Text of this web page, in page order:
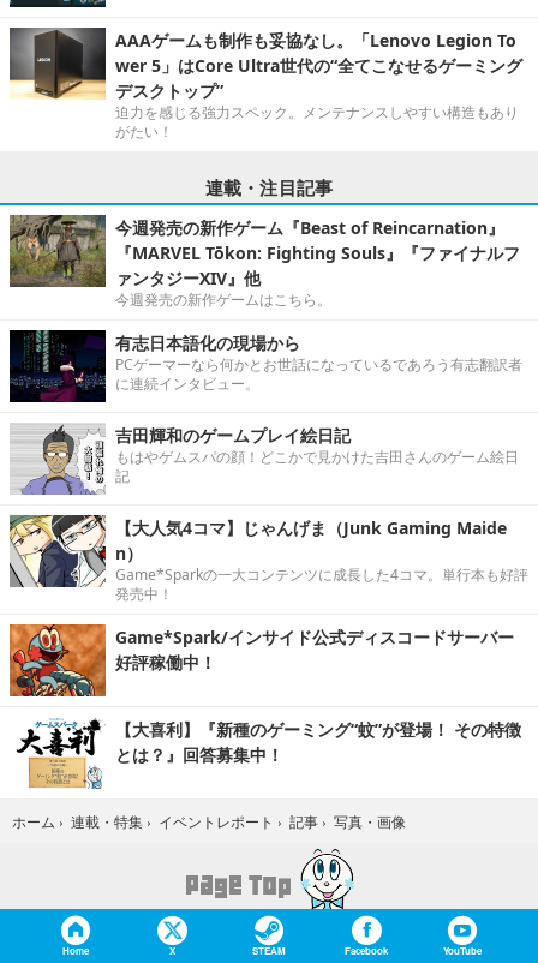
AAAゲームも制作も妥協なし。「Lenovo Legion To
wer 5」はCore Ultra世代の“全てこなせるゲーミング
デスクトップ”
迫力を感じる強力スペック。メンテナンスしやすい構造もあり
がたい！
連載・注目記事
今週発売の新作ゲーム『Beast of Reincarnation』
『MARVEL Tōkon: Fighting Souls』『ファイナルフ
ァンタジーXIV』他
今週発売の新作ゲームはこちら。
有志日本語化の現場から
PCゲーマーなら何かとお世話になっているであろう有志翻訳者
に連続インタビュー。
吉田輝和のゲームプレイ絵日記
もはやゲムスパの顔！どこかで見かけた吉田さんのゲーム絵日
記
【大人気4コマ】じゃんげま（Junk Gaming Maide
n）
Game*Sparkの一大コンテンツに成長した4コマ。単行本も好評
発売中！
Game*Spark/インサイド公式ディスコードサーバー
好評稼働中！
【大喜利】『新種のゲーミング“蚊”が登場！ その特徴
とは？』回答募集中！
ホーム › 連載・特集 › イベントレポート › 記事 › 写真・画像
Home X STEAM Facebook YouTube